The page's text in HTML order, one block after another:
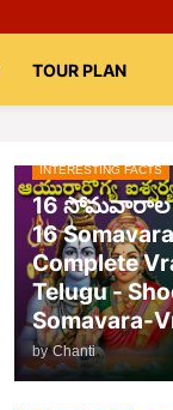
TOUR PLAN
📚 Books
INTERESTING FACTS
16 సోమవారాల
16
Complete
Telugu -
Somavara-
by Chanti